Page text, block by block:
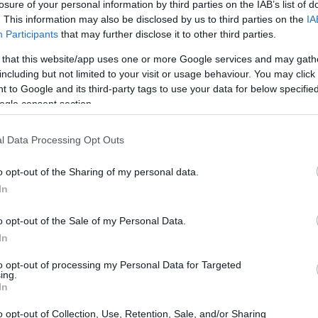
of your personal information by third parties on the IAB’s list of
This information may also be disclosed by us to third parties on the
Participants that may further disclose it to other third parties.
that this website/app uses one or more Google services and may
but not limited to your visit or usage behaviour. You may
to Google and its third-party tags to use your data for below
consent section.
Data Processing Opt Outs
opt-out of the Sharing of my personal data.
opt-out of the Sale of my Personal Data.
opt-out of processing my Personal Data for Targeted
opt-out of Collection, Use, Retention, Sale, and/or Sharing
impacto en IAG
una significativa
debido a las políticas
ha afectado de manera directa a International
de la compañía han visto un descenso notable,
no solo ha impactado a IAG, sino que también
europeas. Sin embargo, a pesar de esta
en el grupo aéreo dirigido por Luis Gallego,
que representa un potencial de crecimiento superior
resultados trimestrales el próximo
espera que los resultados sean sólidos, impulsados